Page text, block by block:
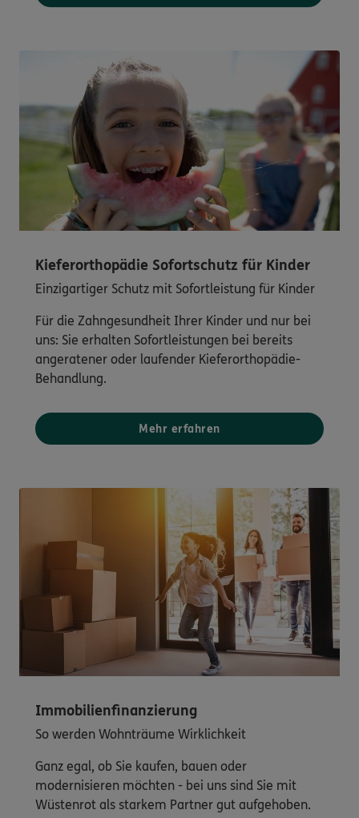
Kieferorthopädie Sofortschutz für Kinder
Einzigartiger Schutz mit Sofortleistung für Kinder
Für die Zahngesundheit Ihrer Kinder und nur bei
uns: Sie erhalten Sofortleistungen bei bereits
angeratener oder laufender Kieferorthopädie-
Behandlung.
Mehr erfahren
Immobilienfinanzierung
So werden Wohnträume Wirklichkeit
Ganz egal, ob Sie kaufen, bauen oder
modernisieren möchten - bei uns sind Sie mit
Wüstenrot als starkem Partner gut aufgehoben.